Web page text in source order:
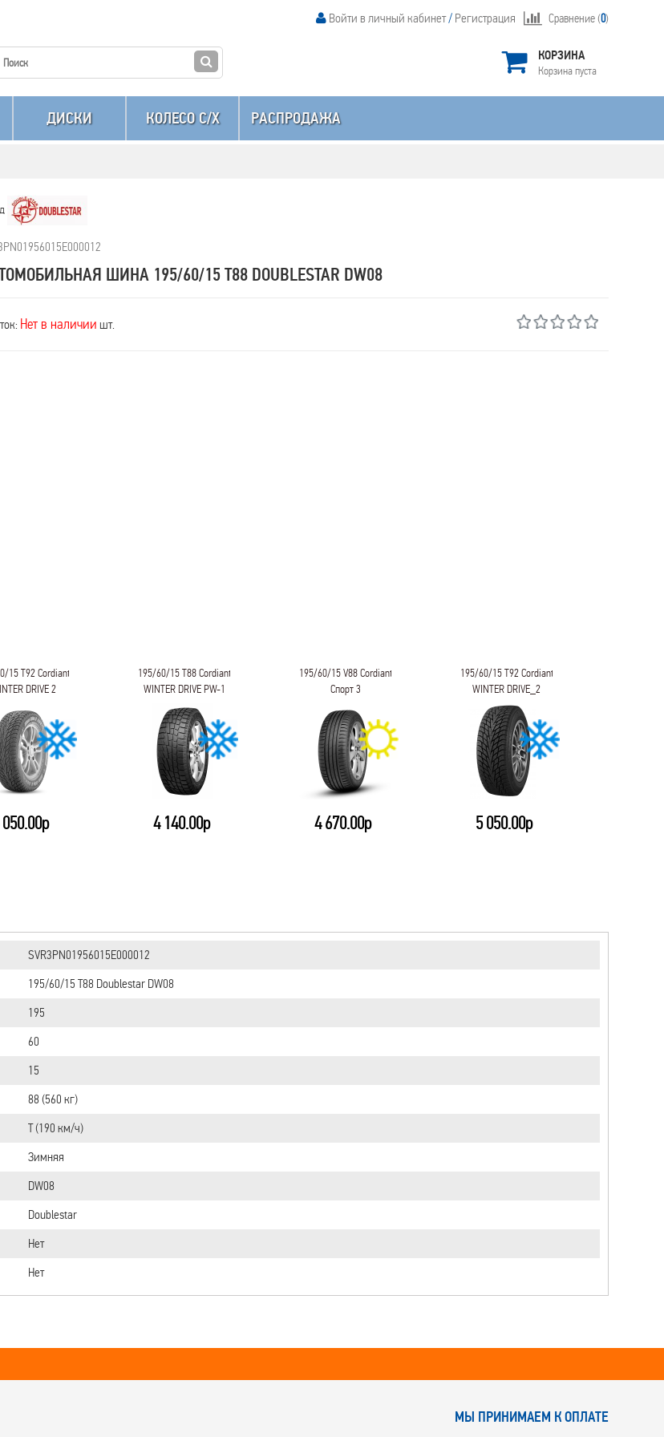
Сравнение (0)
Войти в личный кабинет/ Регистрация
КОРЗИНА
Корзина пуста
ДИСКИ КОЛЕСО C/X РАСПРОДАЖА
ШИНА 195/60/15 T88 DOUBLESTAR DW08
Нет в наличии шт.
15 T92 Cordiant
DRIVE 2
195/60/15 T88 Cordiant
WINTER DRIVE PW-1
4 140.00р
195/60/15 V88 Cordiant
Спорт 3
4 670.00р
195/60/15 T92 Cordiant
WINTER DRIVE_2
5 050.00р
SVR3PN01956015E000012
195/60/15 T88 Doublestar DW08
195
60
15
88 (560 кг)
T (190 км/ч)
Зимняя
DW08
Doublestar
Нет
Нет
МЫ ПРИНИМАЕМ К ОПЛАТЕ